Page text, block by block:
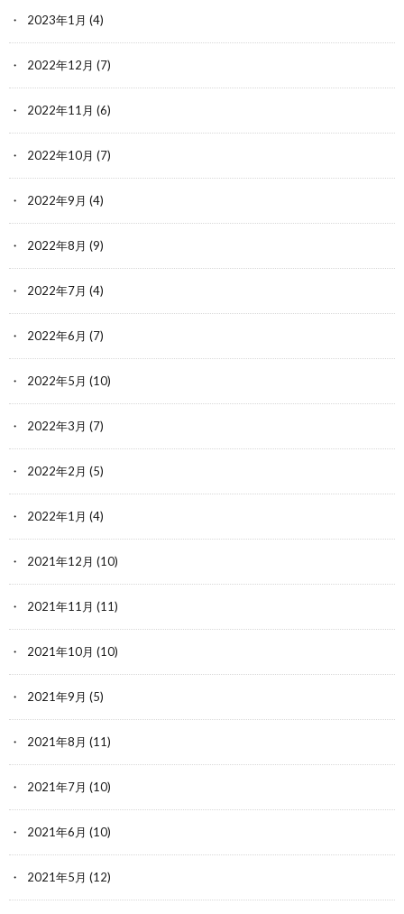
2023年1月 (4)
2022年12月 (7)
2022年11月 (6)
2022年10月 (7)
2022年9月 (4)
2022年8月 (9)
2022年7月 (4)
2022年6月 (7)
2022年5月 (10)
2022年3月 (7)
2022年2月 (5)
2022年1月 (4)
2021年12月 (10)
2021年11月 (11)
2021年10月 (10)
2021年9月 (5)
2021年8月 (11)
2021年7月 (10)
2021年6月 (10)
2021年5月 (12)